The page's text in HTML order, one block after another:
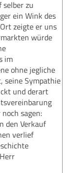
selber zu
ein Wink des
zeigte er uns
würde
im
ohne jegliche
seine Sympathie
und derart
sagen:
den Verkauf
verlief